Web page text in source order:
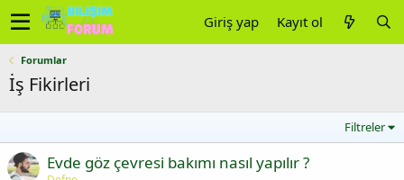
Giriş yap Kayıt ol
Forumlar
İş Fikirleri
Filtreler
Evde göz çevresi bakımı nasıl yapılır ?